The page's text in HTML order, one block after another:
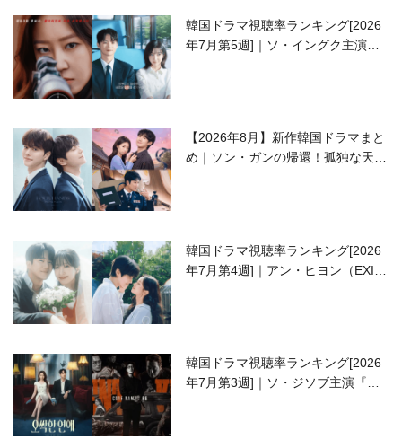
韓国ドラマ視聴率ランキング[2026
年7月第5週]｜ソ・イングク主演の
【2026年8月】新作韓国ドラマまと
め｜ソン・ガンの帰還！孤独な天才
韓国ドラマ視聴率ランキング[2026
年7月第4週]｜アン・ヒヨン（EXID
韓国ドラマ視聴率ランキング[2026
年7月第3週]｜ソ・ジソブ主演『エ